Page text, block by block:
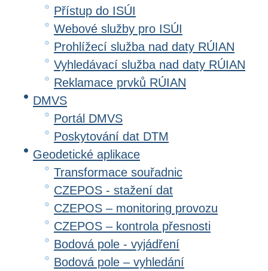
Přístup do ISÚI
Webové služby pro ISÚI
Prohlížecí služba nad daty RÚIAN
Vyhledávací služba nad daty RÚIAN
Reklamace prvků RÚIAN
DMVS
Portál DMVS
Poskytování dat DTM
Geodetické aplikace
Transformace souřadnic
CZEPOS - stažení dat
CZEPOS – monitoring provozu
CZEPOS – kontrola přesnosti
Bodová pole - vyjádření
Bodová pole – vyhledání